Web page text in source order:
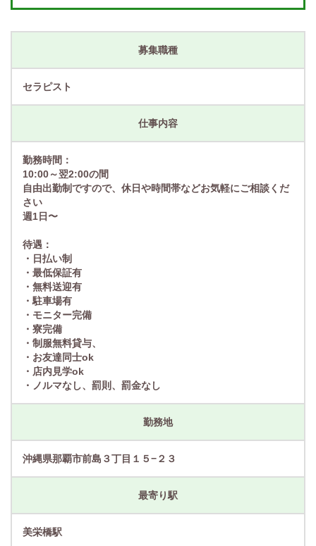
募集職種
セラピスト
仕事内容
勤務時間：
10:00～翌2:00の間
自由出勤制ですので、休日や時間帯などお気軽にご相談くだ
さい
週1日〜
待遇：
・日払い制
・最低保証有
・無料送迎有
・駐車場有
・モニター完備
・寮完備
・制服無料貸与、
・お友達同士ok
・店内見学ok
・ノルマなし、罰則、罰金なし
勤務地
沖縄県那覇市前島３丁目１５−２３
最寄り駅
美栄橋駅